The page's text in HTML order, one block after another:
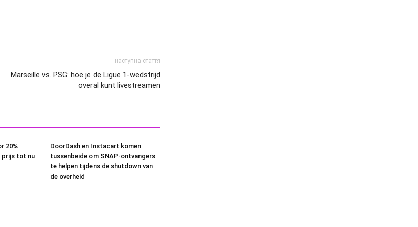
наступна стаття
Marseille vs. PSG: hoe je de Ligue 1-wedstrijd
overal kunt livestreamen
20%
prijs tot nu
DoorDash en Instacart komen
tussenbeide om SNAP-ontvangers
te helpen tijdens de shutdown van
de overheid